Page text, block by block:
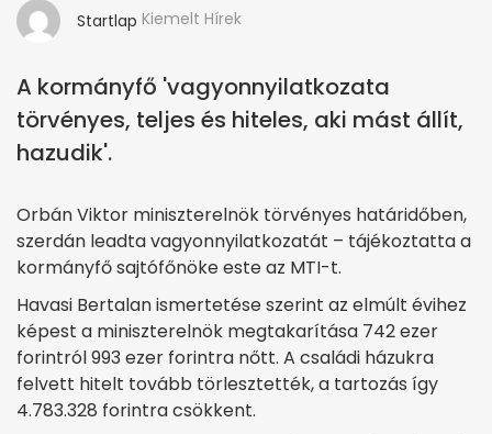
Startlap Kiemelt Hírek
A kormányfő 'vagyonnyilatkozata
törvényes, teljes és hiteles, aki mást állít,
hazudik'.
Orbán Viktor miniszterelnök törvényes határidőben,
szerdán leadta vagyonnyilatkozatát – tájékoztatta a
kormányfő sajtófőnöke este az MTI-t.
Havasi Bertalan ismertetése szerint az elmúlt évihez
képest a miniszterelnök megtakarítása 742 ezer
forintról 993 ezer forintra nőtt. A családi házukra
felvett hitelt tovább törlesztették, a tartozás így
4.783.328 forintra csökkent.